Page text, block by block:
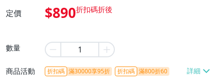
定價 $890
數量
商品活動 折扣碼 滿30000享95折 折扣碼 滿800折60